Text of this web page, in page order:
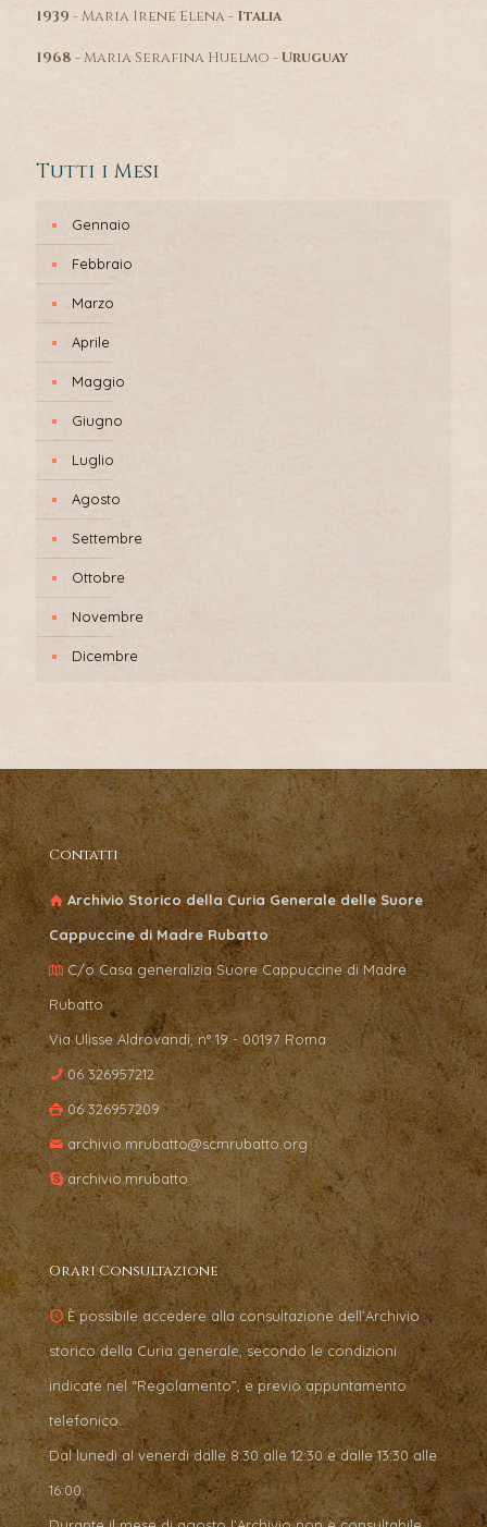
1939 - Maria Irene Elena - Italia
1968 - Maria Serafina Huelmo -Uruguay
Tutti i Mesi
Gennaio
Febbraio
Marzo
Aprile
Maggio
Giugno
Luglio
Agosto
Settembre
Ottobre
Novembre
Dicembre
Contatti
Archivio Storico della Curia Generale delle Suore
Cappuccine di Madre Rubatto
C/o Casa generalizia Suore Cappuccine di Madre
Rubatto
Via Ulisse Aldrovandi, n° 19 - 00197 Roma
06 326957212
06 326957209
archivio.mrubatto@scmrubatto.org
archivio.mrubatto
Orari Consultazione
È possibile accedere alla consultazione dell’Archivio
storico della Curia generale, secondo le condizioni
indicate nel “Regolamento”, e previo appuntamento
telefonico.
Dal lunedì al venerdì dalle 8:30 alle 12:30 e dalle 13:30 alle
16:00.